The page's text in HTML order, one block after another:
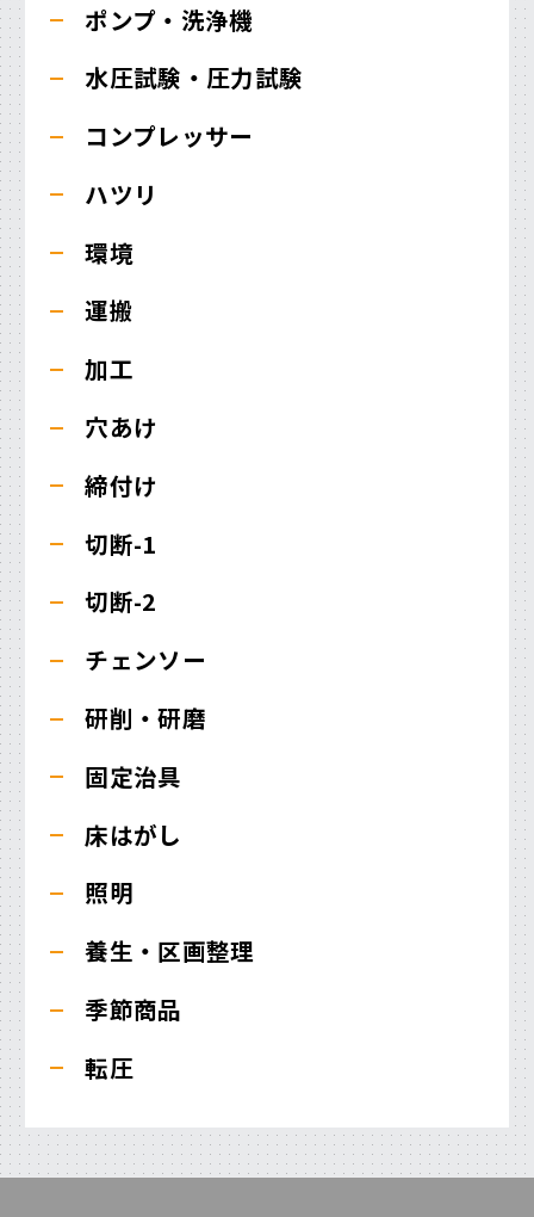
ポンプ・洗浄機
水圧試験・圧力試験
コンプレッサー
ハツリ
環境
運搬
加工
穴あけ
締付け
切断-1
切断-2
チェンソー
研削・研磨
固定治具
床はがし
照明
養生・区画整理
季節商品
転圧